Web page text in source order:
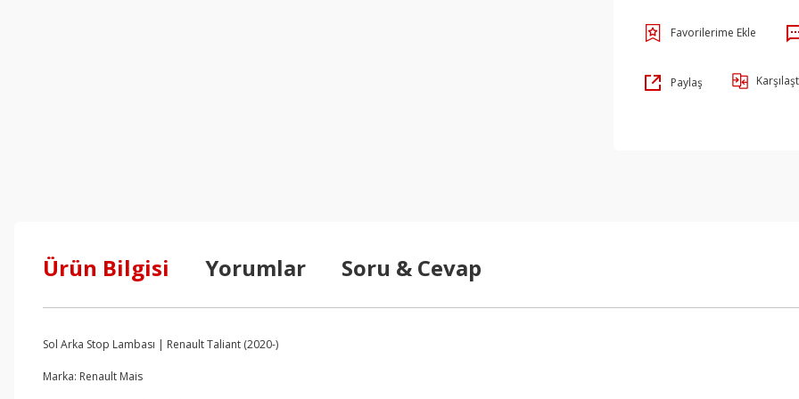
Paylaş
Ürün Bilgisi Yorumlar Soru & Cevap
Sol Arka Stop Lambası | Renault Taliant (2020-)
Marka: Renault Mais